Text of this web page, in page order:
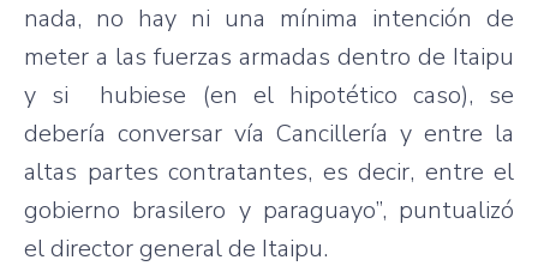
nada, no hay ni una mínima intención de
meter a las fuerzas armadas dentro de Itaipu
y si hubiese (en el hipotético caso), se
debería conversar vía Cancillería y entre la
altas partes contratantes, es decir, entre el
gobierno brasilero y paraguayo”, puntualizó
el director general de Itaipu.